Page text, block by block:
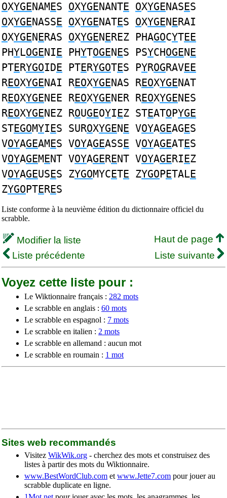
OXYGENAMES OXYGENANTE OXYGENASES
OXYGENASSE OXYGENATES OXYGENERAI
OXYGENERAS OXYGENEREZ PHAGOCYTEE
PHYLOGENIE PHYTOGENES PSYCHOGENE
PTERYGOIDE PTERYGOTES PYROGRAVEE
REOXYGENAI REOXYGENAS REOXYGENAT
REOXYGENEE REOXYGENER REOXYGENES
REOXYGENEZ ROUGEOYIEZ STEATOPYGE
STEGOMYIES SUROXYGENE VOYAGEAGES
VOYAGEAMES VOYAGEASSE VOYAGEATES
VOYAGEMENT VOYAGERENT VOYAGERIEZ
VOYAGEUSES ZYGOMYCETE ZYGOPETALE
ZYGOPTERES
Liste conforme à la neuvième édition du dictionnaire officiel du
scrabble.
Modifier la liste
Haut de page
Liste précédente
Liste suivante
Voyez cette liste pour :
Le Wiktionnaire français : 282 mots
Le scrabble en anglais : 60 mots
Le scrabble en espagnol : 7 mots
Le scrabble en italien : 2 mots
Le scrabble en allemand : aucun mot
Le scrabble en roumain : 1 mot
Sites web recommandés
Visitez WikWik.org - cherchez des mots et construisez des
listes à partir des mots du Wiktionnaire.
www.BestWordClub.com et www.Jette7.com pour jouer au
scrabble duplicate en ligne.